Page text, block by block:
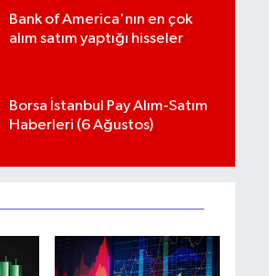
Bank of America'nın en çok
alım satım yaptığı hisseler
Borsa İstanbul Pay Alım-Satım
Haberleri (6 Ağustos)